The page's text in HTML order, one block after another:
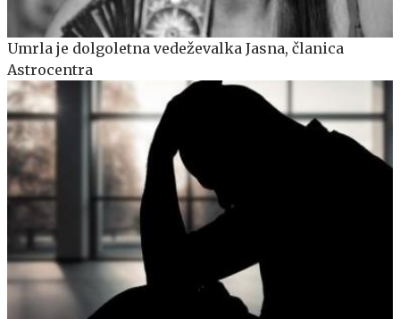
Umrla je dolgoletna vedeževalka Jasna, članica
Astrocentra